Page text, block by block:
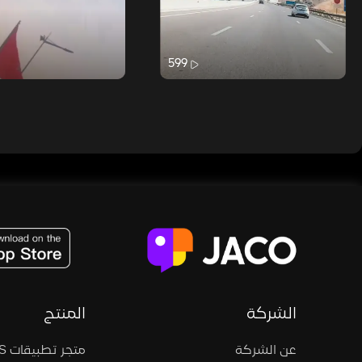
599
الشركة
عن الشركة
المنتج
متجر تطبيقات iOS